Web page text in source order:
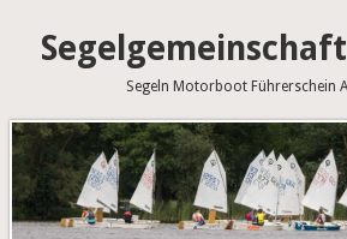
Segeln Motorboot Führerschein